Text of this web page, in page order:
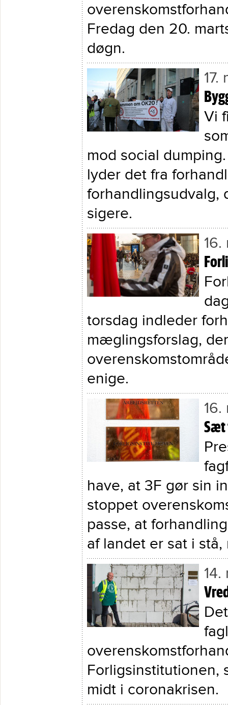
Fredag den 20.
døgn.
17.
Vi
mod social
lyder det fra
forhandlingsudvalg,
sigere.
torsdag indleder
mæglingsforslag,
enige.
16.
Sæt
have, at 3F gør sin
stoppet
passe, at
af landet er sat i
Forligsinstitutionen,
midt i coronakrisen.